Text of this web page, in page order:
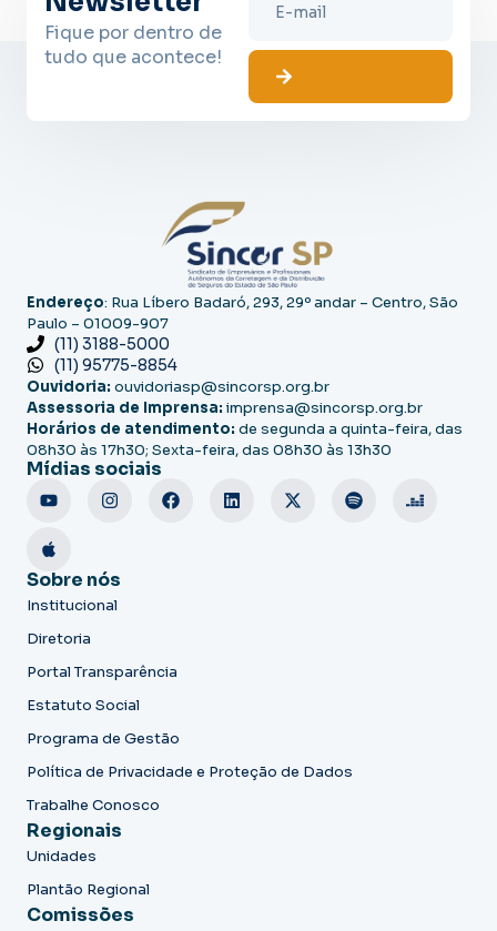
Fique por dentro de
tudo que acontece!
Endereço: Rua Líbero Badaró, 293, 29º andar – Centro, São
Paulo – 01009-907
(11) 3188-5000
(11) 95775-8854
Ouvidoria: ouvidoriasp@sincorsp.org.br
Assessoria de Imprensa: imprensa@sincorsp.org.br
Horários de atendimento: de segunda a quinta-feira, das
08h30 às 17h30; Sexta-feira, das 08h30 às 13h30
Mídias sociais
Sobre nós
Institucional
Diretoria
Portal Transparência
Estatuto Social
Programa de Gestão
Política de Privacidade e Proteção de Dados
Trabalhe Conosco
Regionais
Unidades
Plantão Regional
Comissões